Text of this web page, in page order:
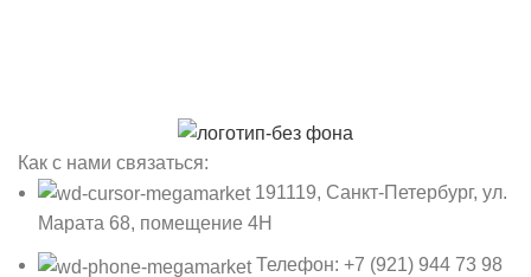
Как с нами связаться:
191119, Санкт-Петербург, ул.
Марата 68, помещение 4Н
Телефон: +7 (921) 944 73 98